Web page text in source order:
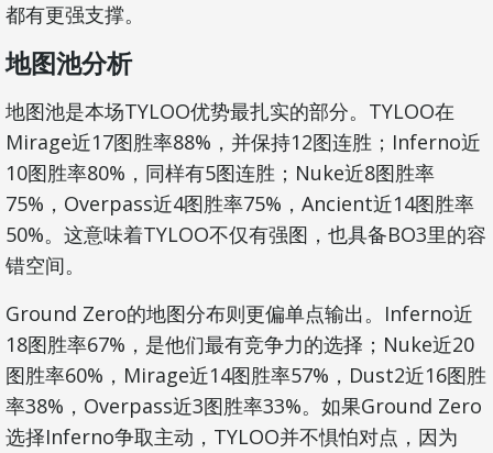
都有更强支撑。
地图池分析
地图池是本场TYLOO优势最扎实的部分。TYLOO在
Mirage近17图胜率88%，并保持12图连胜；Inferno近
10图胜率80%，同样有5图连胜；Nuke近8图胜率
75%，Overpass近4图胜率75%，Ancient近14图胜率
50%。这意味着TYLOO不仅有强图，也具备BO3里的容
错空间。
Ground Zero的地图分布则更偏单点输出。Inferno近
18图胜率67%，是他们最有竞争力的选择；Nuke近20
图胜率60%，Mirage近14图胜率57%，Dust2近16图胜
率38%，Overpass近3图胜率33%。如果Ground Zero
选择Inferno争取主动，TYLOO并不惧怕对点，因为